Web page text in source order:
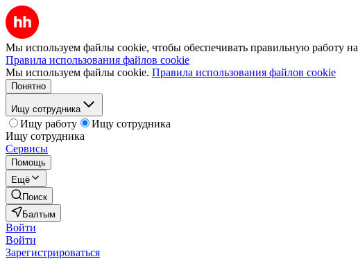
Мы используем файлы cookie, чтобы обеспечивать правильную работу
Правила использования файлов cookie
Мы используем файлы cookie. Правила использования файлов cookie
Понятно
Ищу сотрудника
Ищу работу
Ищу сотрудника
Ищу сотрудника
Сервисы
Помощь
Ещё
Поиск
Балтым
Войти
Войти
Зарегистрироваться